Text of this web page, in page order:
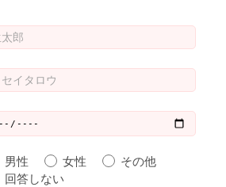
男性 女性
その他
回答しない